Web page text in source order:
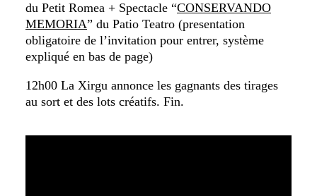
du Petit Romea + Spectacle “CONSERVANDO
MEMORIA” du Patio Teatro (presentation
obligatoire de l’invitation pour entrer, système
expliqué en bas de page)
12h00 La Xirgu annonce les gagnants des tirages
au sort et des lots créatifs. Fin.